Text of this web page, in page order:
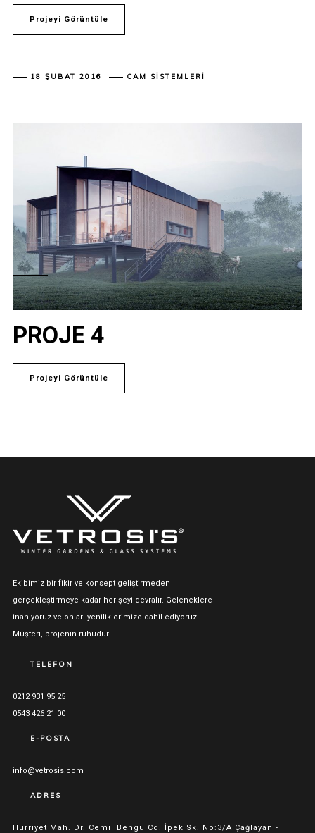
Projeyi Görüntüle
18 ŞUBAT 2016 CAM SISTEMLERI
PROJE 4
Projeyi Görüntüle
Ekibimiz bir fikir ve konsept geliştirmeden
gerçekleştirmeye kadar her şeyi devralır. Geleneklere
inanıyoruz ve onları yeniliklerimize dahil ediyoruz.
Müşteri, projenin ruhudur.
TELEFON
0212 931 95 25
0543 426 21 00
E-POSTA
info@vetrosis.com
ADRES
Hürriyet Mah. Dr. Cemil Bengü Cd. İpek Sk. No:3/A Çağlayan -